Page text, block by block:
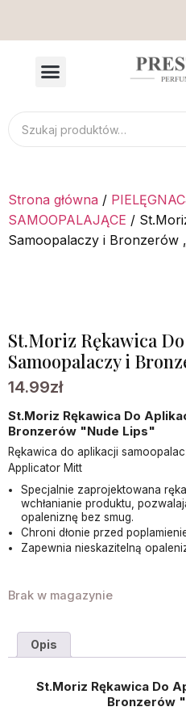
Strona główna /
SAMOOPALAJĄCE /
Samoopalaczy i Bronzerów
St.Moriz Rękawica
Samoopalaczy i
14.99zł
St.Moriz Rękawica Do
Bronzerów "Nude Lips"
Rękawica do aplikacji
Applicator Mitt
Specjalnie zaprojektowana
wchłanianie produktu,
opaleniznę bez smug.
Chroni dłonie przed
Zapewnia nieskazitelną
Brak w magazynie
Opis
St.Moriz Rękawica Do
Bronzerów